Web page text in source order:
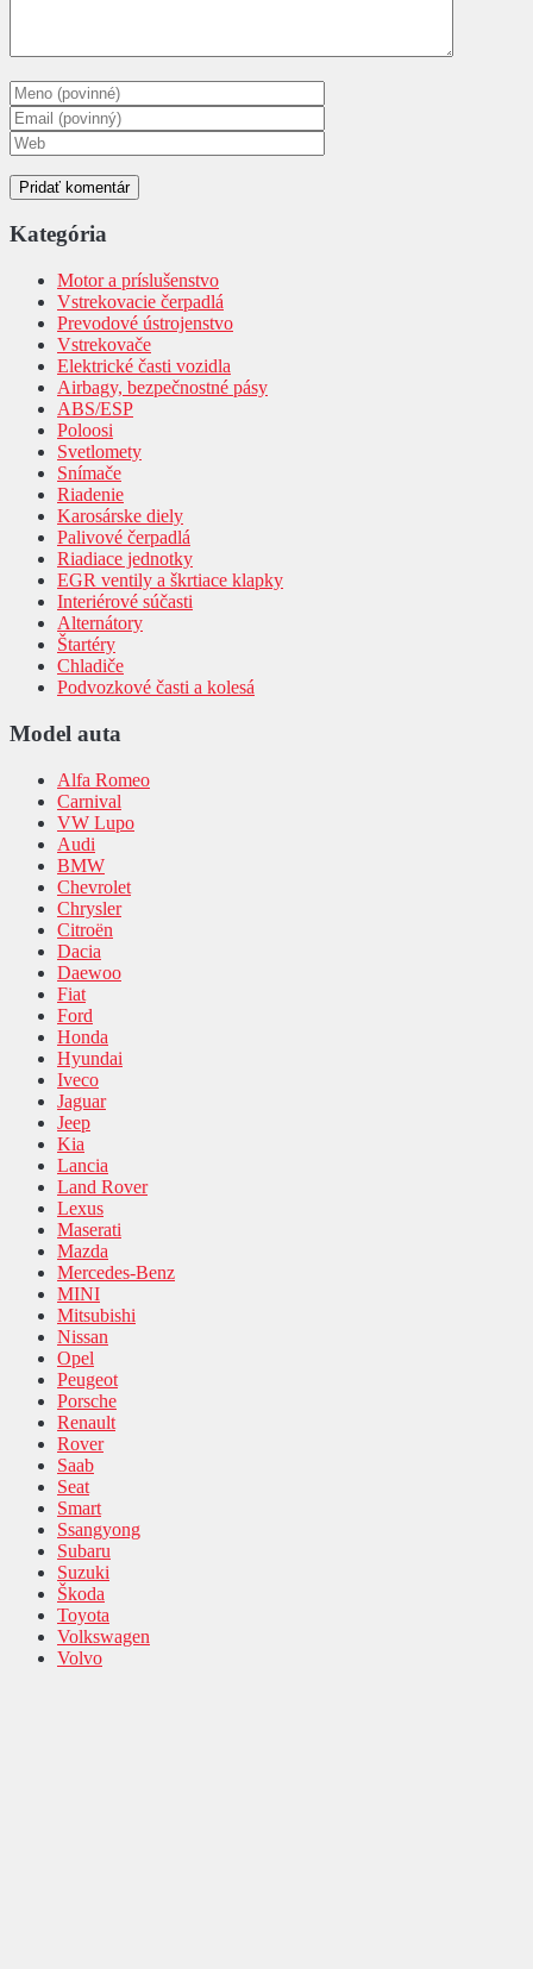
Kategória
Motor a príslušenstvo
Vstrekovacie čerpadlá
Prevodové ústrojenstvo
Vstrekovače
Elektrické časti vozidla
Airbagy, bezpečnostné pásy
ABS/ESP
Poloosi
Svetlomety
Snímače
Riadenie
Karosárske diely
Palivové čerpadlá
Riadiace jednotky
EGR ventily a škrtiace klapky
Interiérové súčasti
Alternátory
Štartéry
Chladiče
Podvozkové časti a kolesá
Model auta
Alfa Romeo
Carnival
VW Lupo
Audi
BMW
Chevrolet
Chrysler
Citroën
Dacia
Daewoo
Fiat
Ford
Honda
Hyundai
Iveco
Jaguar
Jeep
Kia
Lancia
Land Rover
Lexus
Maserati
Mazda
Mercedes-Benz
MINI
Mitsubishi
Nissan
Opel
Peugeot
Porsche
Renault
Rover
Saab
Seat
Smart
Ssangyong
Subaru
Suzuki
Škoda
Toyota
Volkswagen
Volvo